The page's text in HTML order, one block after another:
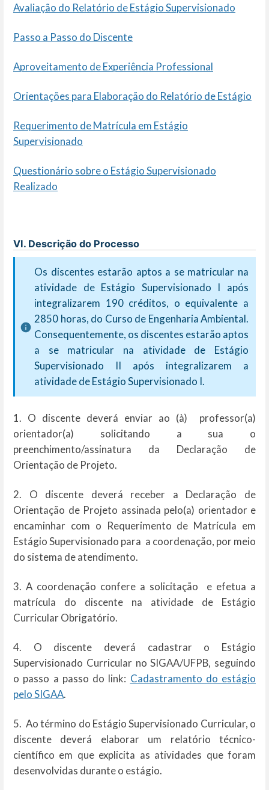
Avaliação do Relatório de Estágio Supervisionado
Passo a Passo do Discente
Aproveitamento de Experiência Professional
Orientações para Elaboração do Relatório de Estágio
Requerimento de Matrícula em Estágio
Supervisionado
Questionário sobre o Estágio Supervisionado
Realizado
VI. Descrição do Processo
Os discentes estarão aptos a se matricular na
atividade de Estágio Supervisionado I após
integralizarem 190 créditos, o equivalente a
2850 horas, do Curso de Engenharia Ambiental.
Consequentemente, os discentes estarão aptos
a se matricular na atividade de Estágio
Supervisionado II após integralizarem a
atividade de Estágio Supervisionado I.
1. O discente deverá enviar ao (à) professor(a)
orientador(a) solicitando a sua o
preenchimento/assinatura da Declaração de
Orientação de Projeto.
2. O discente deverá receber a Declaração de
Orientação de Projeto assinada pelo(a) orientador e
encaminhar com o Requerimento de Matrícula em
Estágio Supervisionado para a coordenação, por meio
do sistema de atendimento.
3. A coordenação confere a solicitação e efetua a
matrícula do discente na atividade de Estágio
Curricular Obrigatório.
4. O discente deverá cadastrar o Estágio
Supervisionado Curricular no SIGAA/UFPB, seguindo
o passo a passo do link: Cadastramento do estágio
pelo SIGAA.
5. Ao término do Estágio Supervisionado Curricular, o
discente deverá elaborar um relatório técnico-
científico em que explicita as atividades que foram
desenvolvidas durante o estágio.